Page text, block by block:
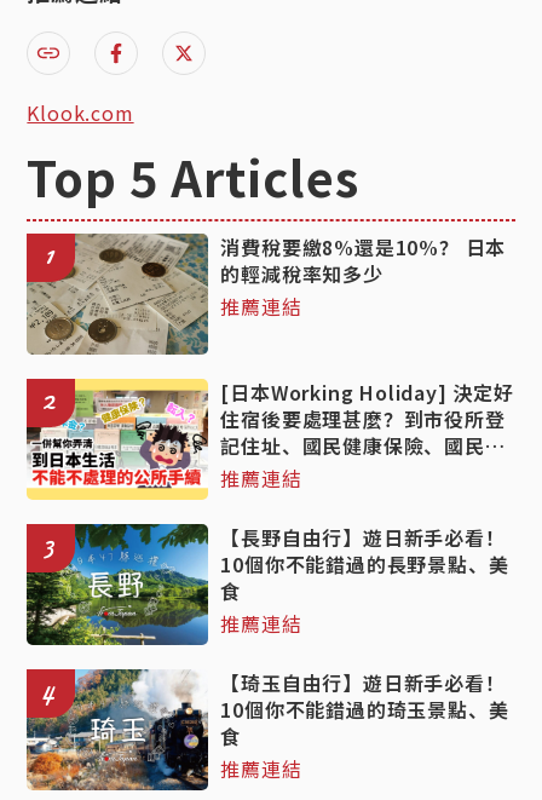
Klook.com
Top 5 Articles
1
消費稅要繳8%還是10%？ 日本
的輕減稅率知多少
推薦連結
2
[日本Working Holiday] 決定好
住宿後要處理甚麼？到市役所登
記住址、國民健康保險、國民年
金手續的詳細教學！
推薦連結
3
【長野自由行】遊日新手必看！
10個你不能錯過的長野景點、美
食
推薦連結
4
【琦玉自由行】遊日新手必看！
10個你不能錯過的琦玉景點、美
食
推薦連結